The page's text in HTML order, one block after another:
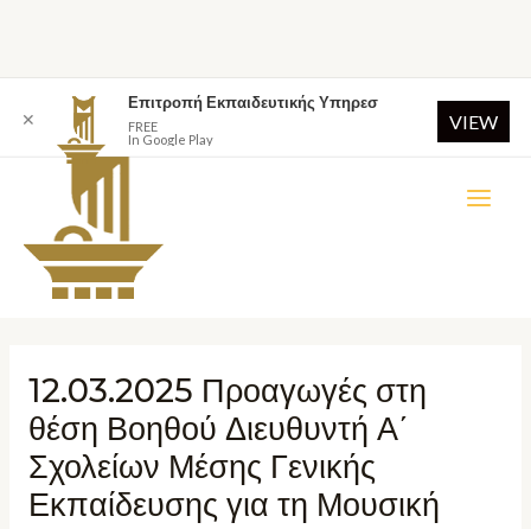
12.03.2025 Προαγωγές στη
θέση Βοηθού Διευθυντή Α΄
Σχολείων Μέσης Γενικής
Εκπαίδευσης για τη Μουσική
✕
Επιτροπή Εκπαιδευτικής Υπηρεσ
FREE
In Google Play
VIEW